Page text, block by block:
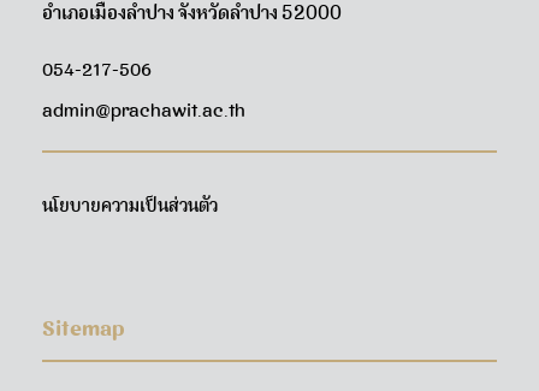
อำเภอเมืองลำปาง จังหวัดลำปาง 52000
054-217-506
admin@prachawit.ac.th
นโยบายความเป็นส่วนตัว
Sitemap